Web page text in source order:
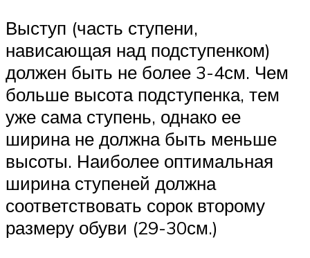
Выступ (часть ступени,
нависающая над подступенком)
должен быть не более 3-4см. Чем
больше высота подступенка, тем
уже сама ступень, однако ее
ширина не должна быть меньше
высоты. Наиболее оптимальная
ширина ступеней должна
соответствовать сорок второму
размеру обуви (29-30см.)